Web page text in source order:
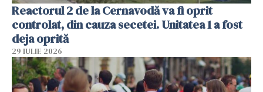
Reactorul 2 de la Cernavodă va fi oprit
controlat, din cauza secetei. Unitatea 1 a fost
deja oprită
29 IULIE 2026